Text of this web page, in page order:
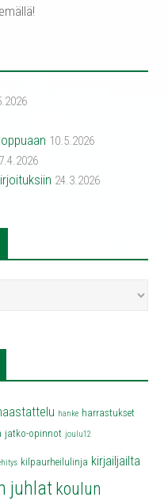
10.5.2026
24.3.2026
hanke harrastukset
jatko-opinnot joulu12
kilpaurheilulinja kirjailjailta
juhlatkoulun